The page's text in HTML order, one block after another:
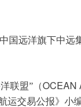
国远洋旗下中远
联盟”（OCEAN
交易公报》小